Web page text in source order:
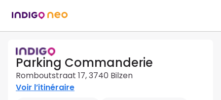
Parking Commanderie
Romboutstraat 17, 3740 Bilzen
Voir l’itinéraire